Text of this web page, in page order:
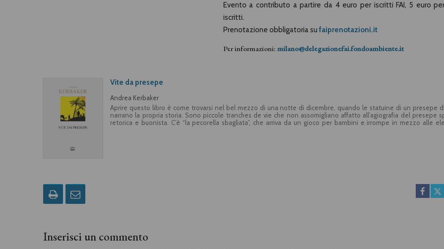
Evento a contributo a partire da 4 euro per iscritti FAI, 5 euro
iscritti.
Prenotazione obbligatoria su faiprenotazioni.it
Per informazioni: milano@delegazionefai.fondoambiente.it
Vite da presepe
Andrea Kerbaker
Aprire questo libro è come trovarsi nel bel mezzo di una notte di dicembre, quando le statuine di un presepe
narrano la propria storia. Sono piccole tranches de vie che non assomigliano affatto all’agiografia del presepe
retorica e buonista. C’è “la pecorella sbagliata”, che arriva da un gioco per bambini e irrompe in mezzo alle
Inserisci un commento